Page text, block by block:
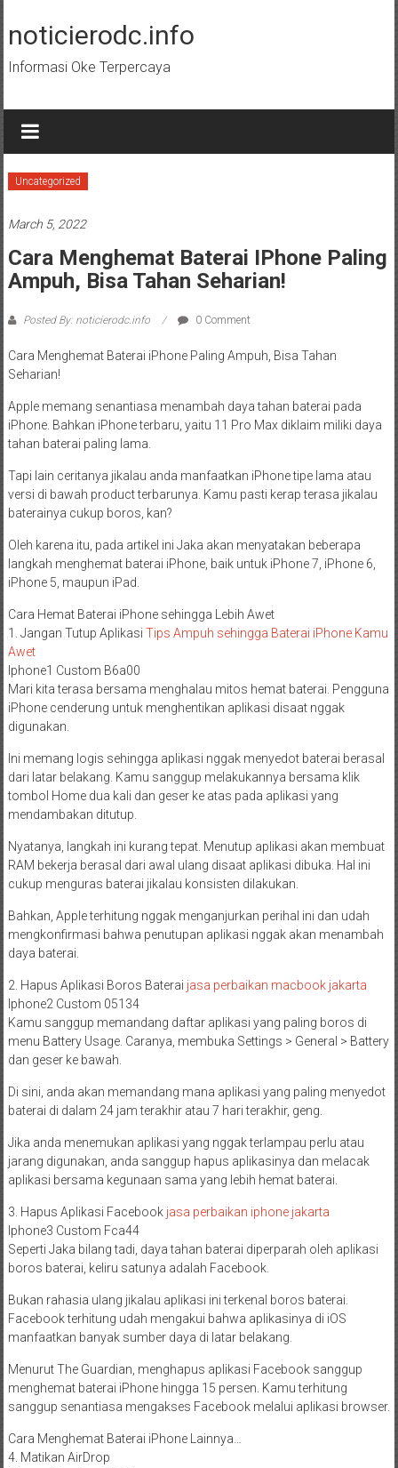
content
noticierodc.info
Informasi Oke Terpercaya
Uncategorized
March 5, 2022
Cara Menghemat Baterai IPhone Paling
Ampuh, Bisa Tahan Seharian!
Posted By: noticierodc.info 0 Comment
Cara Menghemat Baterai iPhone Paling Ampuh, Bisa Tahan
Seharian!
Apple memang senantiasa menambah daya tahan baterai pada
iPhone. Bahkan iPhone terbaru, yaitu 11 Pro Max diklaim miliki daya
tahan baterai paling lama.
Tapi lain ceritanya jikalau anda manfaatkan iPhone tipe lama atau
versi di bawah product terbarunya. Kamu pasti kerap terasa jikalau
baterainya cukup boros, kan?
Oleh karena itu, pada artikel ini Jaka akan menyatakan beberapa
langkah menghemat baterai iPhone, baik untuk iPhone 7, iPhone 6,
iPhone 5, maupun iPad.
Cara Hemat Baterai iPhone sehingga Lebih Awet
1. Jangan Tutup Aplikasi Tips Ampuh sehingga Baterai iPhone Kamu
Awet
Iphone1 Custom B6a00
Mari kita terasa bersama menghalau mitos hemat baterai. Pengguna
iPhone cenderung untuk menghentikan aplikasi disaat nggak
digunakan.
Ini memang logis sehingga aplikasi nggak menyedot baterai berasal
dari latar belakang. Kamu sanggup melakukannya bersama klik
tombol Home dua kali dan geser ke atas pada aplikasi yang
mendambakan ditutup.
Nyatanya, langkah ini kurang tepat. Menutup aplikasi akan membuat
RAM bekerja berasal dari awal ulang disaat aplikasi dibuka. Hal ini
cukup menguras baterai jikalau konsisten dilakukan.
Bahkan, Apple terhitung nggak menganjurkan perihal ini dan udah
mengkonfirmasi bahwa penutupan aplikasi nggak akan menambah
daya baterai.
2. Hapus Aplikasi Boros Baterai jasa perbaikan macbook jakarta
Iphone2 Custom 05134
Kamu sanggup memandang daftar aplikasi yang paling boros di
menu Battery Usage. Caranya, membuka Settings > General > Battery
dan geser ke bawah.
Di sini, anda akan memandang mana aplikasi yang paling menyedot
baterai di dalam 24 jam terakhir atau 7 hari terakhir, geng.
Jika anda menemukan aplikasi yang nggak terlampau perlu atau
jarang digunakan, anda sanggup hapus aplikasinya dan melacak
aplikasi bersama kegunaan sama yang lebih hemat baterai.
3. Hapus Aplikasi Facebook jasa perbaikan iphone jakarta
Iphone3 Custom Fca44
Seperti Jaka bilang tadi, daya tahan baterai diperparah oleh aplikasi
boros baterai, keliru satunya adalah Facebook.
Bukan rahasia ulang jikalau aplikasi ini terkenal boros baterai.
Facebook terhitung udah mengakui bahwa aplikasinya di iOS
manfaatkan banyak sumber daya di latar belakang.
Menurut The Guardian, menghapus aplikasi Facebook sanggup
menghemat baterai iPhone hingga 15 persen. Kamu terhitung
sanggup senantiasa mengakses Facebook melalui aplikasi browser.
Cara Menghemat Baterai iPhone Lainnya…
4. Matikan AirDrop